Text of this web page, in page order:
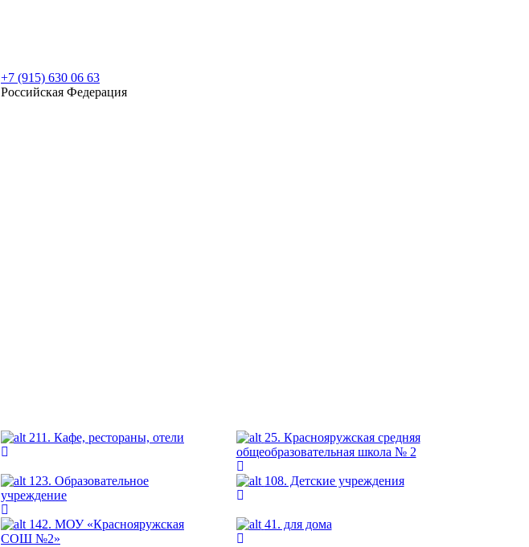
+7 (915) 630 06 63
Российская Федерация
211. Кафе, рестораны, отели
25. Краснояружская средняя
общеобразовательная школа № 2
123. Образовательное
учреждение
108. Детские учреждения
142. МОУ «Краснояружская
СОШ №2»
41. для дома